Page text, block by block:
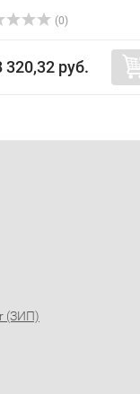
(0)
320,32 руб.
(ЗИП)